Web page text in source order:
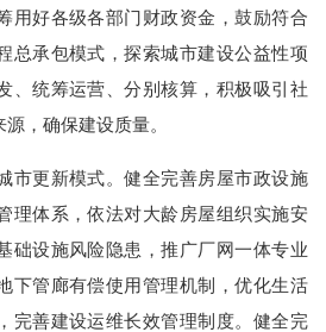
用好各级各部门财政资金，鼓励符合
总承包模式，探索城市建设公益性项
、统筹运营、分别核算，积极吸引社
，确保建设质量。
更新模式。健全完善房屋市政设施
理体系，依法对大龄房屋组织实施安
础设施风险隐患，推广厂网一体专业
下管廊有偿使用管理机制，优化生活
完善建设运维长效管理制度。健全完